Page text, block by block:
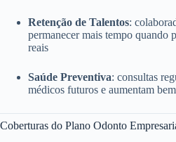
Retenção de Talentos:
permanecer mais tempo quando
reais
Saúde Preventiva: consultas
médicos futuros e aumentam
Coberturas do Plano Odonto